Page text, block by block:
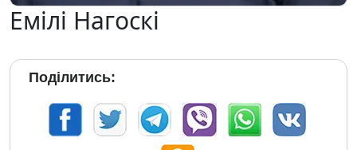
Емілі Нагоскі
Поділитись: